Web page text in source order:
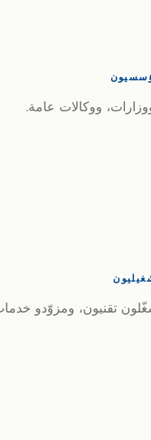
ووكالات عامة.
تقنيون، ومزوّدو